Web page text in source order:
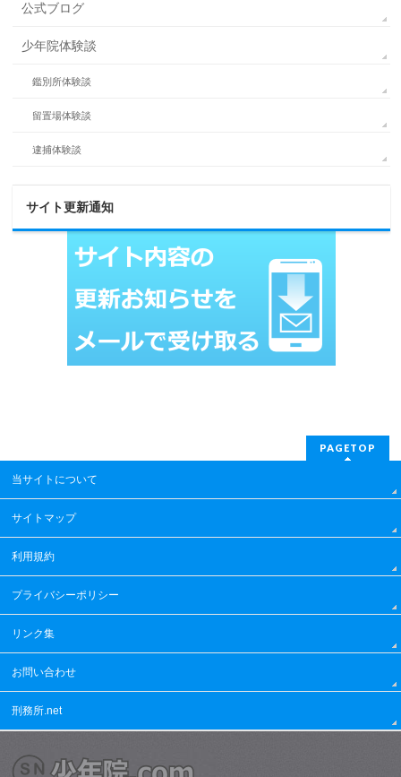
公式ブログ
少年院体験談
鑑別所体験談
留置場体験談
逮捕体験談
サイト更新通知
PAGETOP
当サイトについて
サイトマップ
利用規約
プライバシーポリシー
リンク集
お問い合わせ
刑務所.net